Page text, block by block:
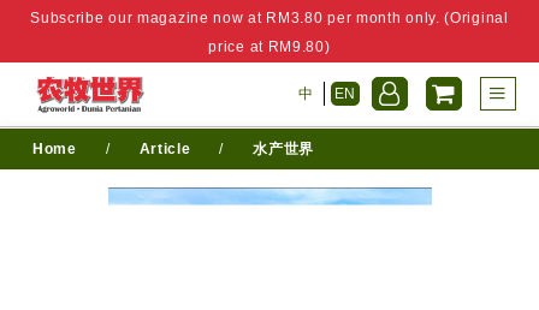
Subscribe our magazine now at RM3.80 per month only. (Original
price at RM9.80)
中 EN
Home / Article / 水产世界